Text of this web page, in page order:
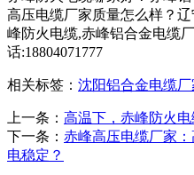
高压电缆厂家质量怎么样？
峰防火电缆,赤峰铝合金电缆
话:18804071777
相关标签： 沈阳铝合金电缆厂
上一条： 高温下，赤峰防火
下一条： 赤峰高压电缆厂家
电稳定？